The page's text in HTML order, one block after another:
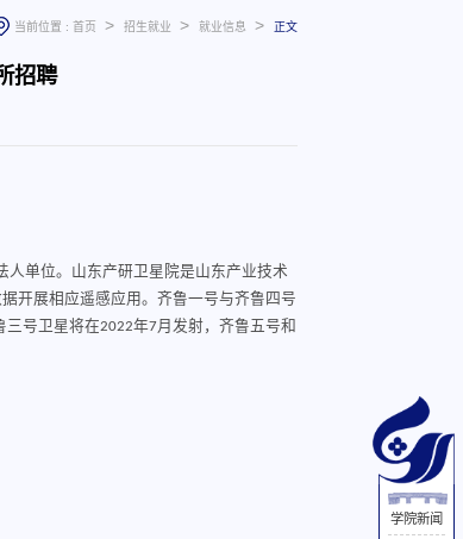
当前位置 : 首页 > 招生就业 > 就业信息 > 正文
招聘
人单位。山东产研卫星院是山东产业技术
开展相应遥感应用。齐鲁一号与齐鲁四号
号卫星将在2022年7月发射，齐鲁五号和
学院新闻